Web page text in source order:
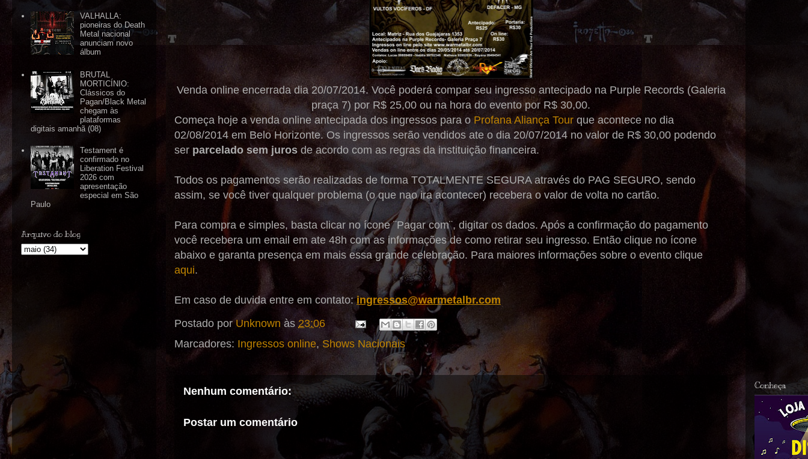
Venda online encerrada dia 20/07/2014. Você poderá compar seu ingresso antecipado na Purple Records (Galeria
praça 7) por R$ 25,00 ou na hora do evento por R$ 30,00.
Começa hoje a venda online antecipada dos ingressos para oProfana Aliança Tour que acontece no dia
02/08/2014 em Belo Horizonte. Os ingressos serão vendidos ate o dia 20/07/2014 no valor de R$ 30,00 podendo
ser parcelado sem juros de acordo com as regras da instituição financeira.
Todos os pagamentos serão realizadas de forma TOTALMENTE SEGURA através do PAG SEGURO, sendo
assim, se você tiver qualquer problema (o que nao ira acontecer) recebera o valor de volta no cartão.
Para compra e simples, basta clicar no ícone ¨Pagar com¨, digitar os dados. Após a confirmação do pagamento
você recebera um email em ate 48h com as informações de como retirar seu ingresso. Então clique no ícone
abaixo e garanta presença em mais essa grande celebração. Para maiores informações sobre o evento clique
aqui.
Em caso de duvida entre em contato:ingressos@warmetalbr.com
Postado porUnknown às 23:06
Marcadores: Ingressos online, Shows Nacionais
Nenhum comentário:
Postar um comentário
VALHALLA:
pioneiras do Death
Metal nacional
anunciam novo
álbum
BRUTAL
MORTICÍNIO:
Clássicos do
Pagan/Black Metal
chegam às
plataformas
digitais amanhã (08)
Testament é
confirmado no
Liberation Festival
2026 com
apresentação
especial em São
Paulo
Arquivo do blog
Conheça